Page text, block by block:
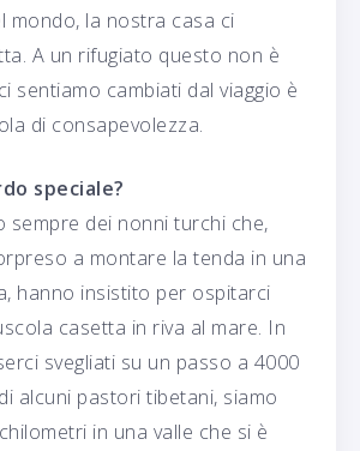
mondo, la nostra casa ci
A un rifugiato questo non è
sentiamo cambiati dal viaggio è
di consapevolezza.
speciale?
sempre dei nonni turchi che,
a montare la tenda in una
hanno insistito per ospitarci
casetta in riva al mare. In
svegliati su un passo a 4000
alcuni pastori tibetani, siamo
in una valle che si è